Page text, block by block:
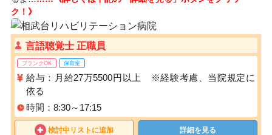
ク！》
言語聴覚士 正職員
ブランクOK 保育室
給与：月給27万5500円以上 ※経験考慮、当院規定に
依る
時間：8:30～17:15
検討中リストに追加 詳細を見る